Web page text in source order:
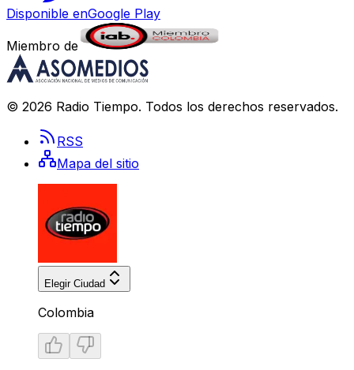
Disponible enGoogle Play
Miembro de
© 2026 Radio Tiempo. Todos los derechos reservados.
RSS
Mapa del sitio
Elegir Ciudad
Colombia